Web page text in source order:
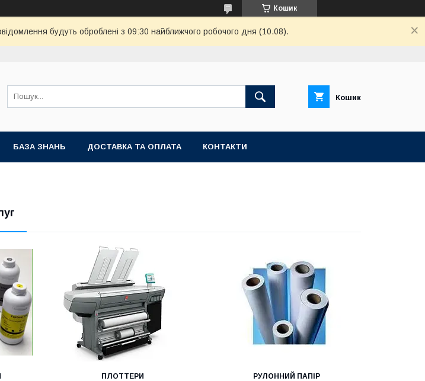
Кошик
будуть оброблені з 09:30 найближчого робочого дня (10.08).
Кошик
БАЗА ЗНАНЬ ДОСТАВКА ТА ОПЛАТА КОНТАКТИ
ПЛОТТЕРИ РУЛОННИЙ ПАПІР